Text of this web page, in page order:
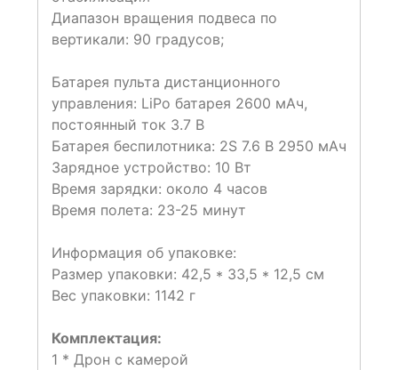
Диапазон вращения подвеса по
вертикали: 90 градусов;
Батарея пульта дистанционного
управления: LiPo батарея 2600 мАч,
постоянный ток 3.7 В
Батарея беспилотника: 2S 7.6 В 2950 мАч
Зарядное устройство: 10 Вт
Время зарядки: около 4 часов
Время полета: 23-25 минут
Информация об упаковке:
Размер упаковки: 42,5 * 33,5 * 12,5 см
Вес упаковки: 1142 г
Комплектация:
1 * Дрон с камерой